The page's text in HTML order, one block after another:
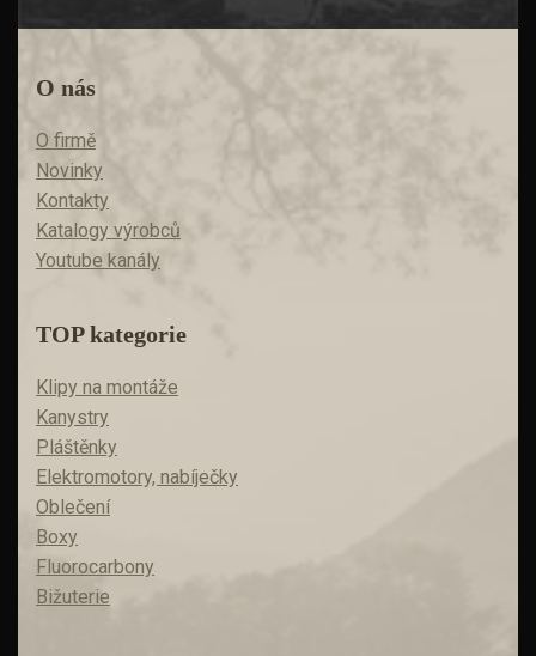
O nás
O firmě
Novinky
Kontakty
Katalogy výrobců
Youtube kanály
TOP kategorie
Klipy na montáže
Kanystry
Pláštěnky
Elektromotory, nabíječky
Oblečení
Boxy
Fluorocarbony
Bižuterie